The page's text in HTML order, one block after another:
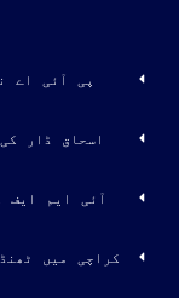
پی آئی اے
اسحاق ڈار
آئی ایم ایف